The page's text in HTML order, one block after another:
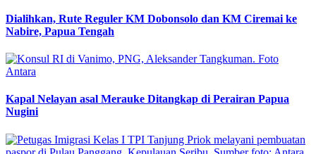
Dialihkan, Rute Reguler KM Dobonsolo dan KM Ciremai ke
Nabire, Papua Tengah
Kapal Nelayan asal Merauke Ditangkap di Perairan Papua
Nugini